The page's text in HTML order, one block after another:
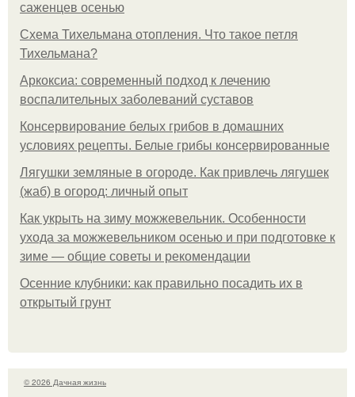
саженцев осенью
Схема Тихельмана отопления. Что такое петля
Тихельмана?
Аркоксиа: современный подход к лечению
воспалительных заболеваний суставов
Консервирование белых грибов в домашних
условиях рецепты. Белые грибы консервированные
Лягушки земляные в огороде. Как привлечь лягушек
(жаб) в огород: личный опыт
Как укрыть на зиму можжевельник. Особенности
ухода за можжевельником осенью и при подготовке к
зиме — общие советы и рекомендации
Осенние клубники: как правильно посадить их в
открытый грунт
© 2026 Дачная жизнь